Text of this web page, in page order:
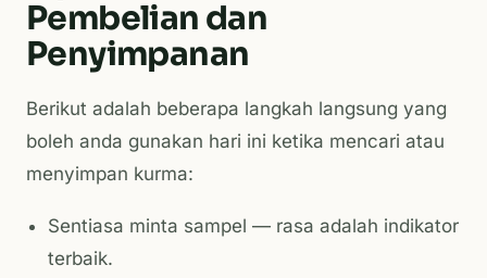
Pembelian dan
Penyimpanan
Berikut adalah beberapa langkah langsung yang
boleh anda gunakan hari ini ketika mencari atau
menyimpan kurma:
Sentiasa minta sampel — rasa adalah indikator
terbaik.